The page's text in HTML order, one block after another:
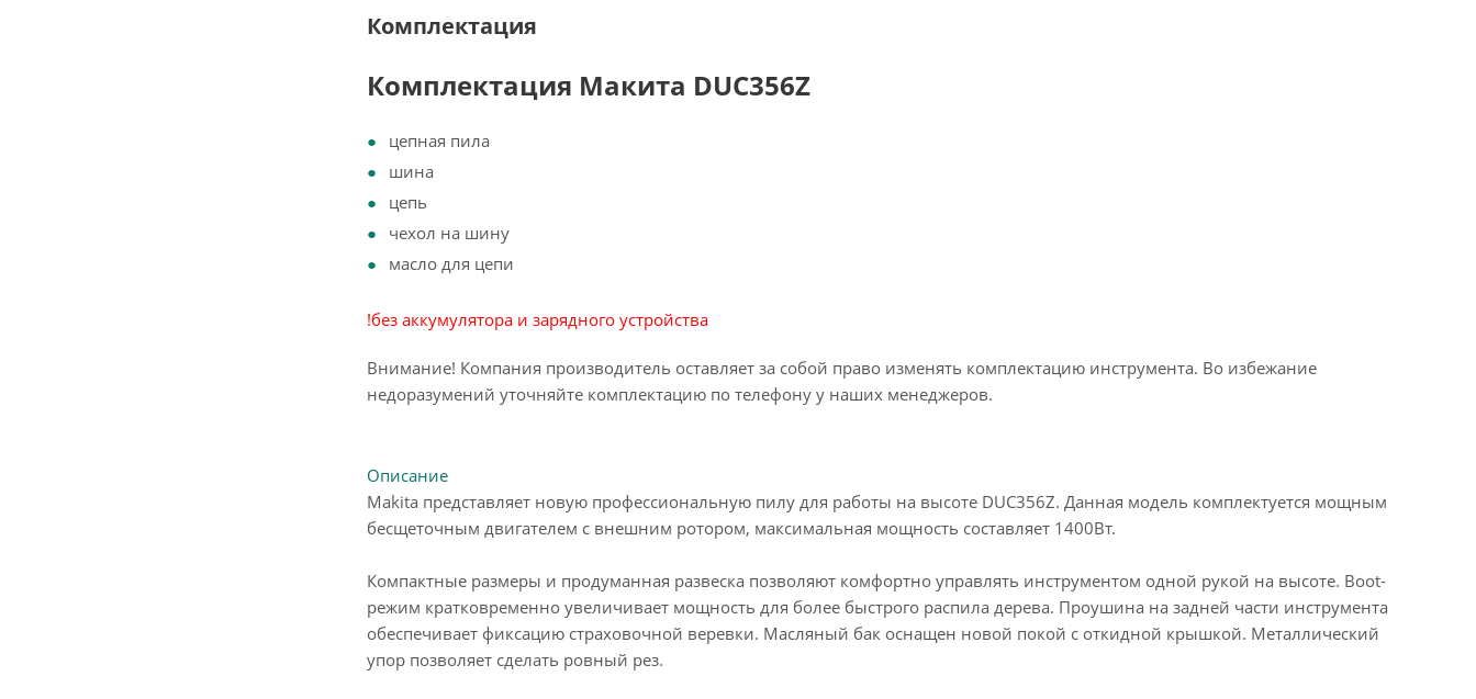
Комплектация
Комплектация Макита DUC356Z
цепная пила
шина
цепь
чехол на шину
масло для цепи
!без аккумулятора и зарядного устройства
Внимание! Компания производитель оставляет за собой право изменять комплектацию инструмента. Во избежание
недоразумений уточняйте комплектацию по телефону у наших менеджеров.
Описание
Makita представляет новую профессиональную пилу для работы на высоте DUC356Z. Данная модель комплектуется мощным
бесщеточным двигателем с внешним ротором, максимальная мощность составляет 1400Вт.
Компактные размеры и продуманная развеска позволяют комфортно управлять инструментом одной рукой на высоте. Boot-
режим кратковременно увеличивает мощность для более быстрого распила дерева. Проушина на задней части инструмента
обеспечивает фиксацию страховочной веревки. Масляный бак оснащен новой покой с откидной крышкой. Металлический
упор позволяет сделать ровный рез.